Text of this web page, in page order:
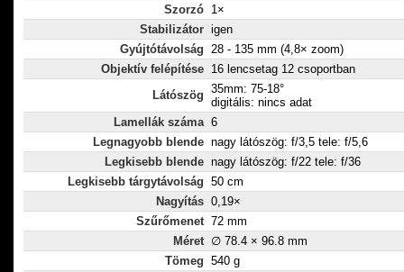
Szorzó 1×
Stabilizátor igen
Gyújtótávolság 28 - 135 mm (4,8× zoom)
Objektív felépítése 16 lencsetag 12 csoportban
Látószög 35mm: 75-18°
digitális: nincs adat
Lamellák száma 6
Legnagyobb blende nagy látószög: f/3,5 tele: f/5,6
Legkisebb blende nagy látószög: f/22 tele: f/36
Legkisebb tárgytávolság 50 cm
Nagyítás 0,19×
Szűrőmenet 72 mm
Méret ∅ 78.4 × 96.8 mm
Tömeg 540 g